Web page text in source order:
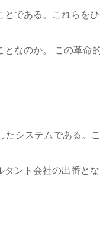
である。これらを
なのか。 この革命
システムである。
ント会社の出番と